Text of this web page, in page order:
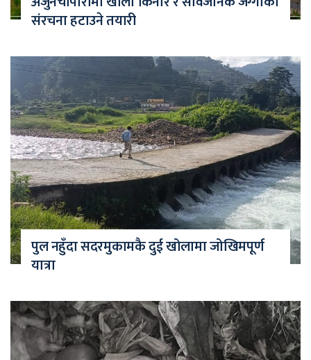
संरचना हटाउने तयारी
पुल नहुँदा सदरमुकामकै दुई खोलामा जोखिमपूर्ण
यात्रा